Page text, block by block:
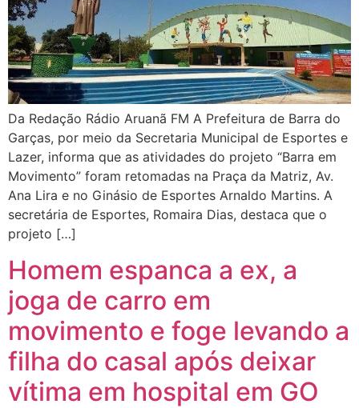
Da Redação Rádio Aruanã FM A Prefeitura de Barra do
Garças, por meio da Secretaria Municipal de Esportes e
Lazer, informa que as atividades do projeto “Barra em
Movimento” foram retomadas na Praça da Matriz, Av.
Ana Lira e no Ginásio de Esportes Arnaldo Martins. A
secretária de Esportes, Romaira Dias, destaca que o
projeto […]
Homem espanca a ex, a
joga de carro em
movimento e foge levando a
filha do casal após deixar
vítima em hospital em GO